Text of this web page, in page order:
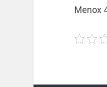
Menox